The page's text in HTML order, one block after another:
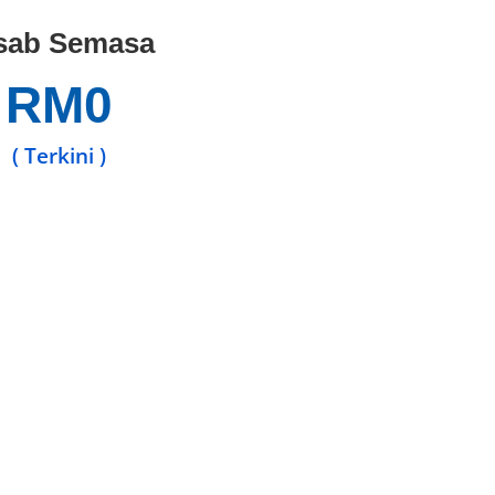
Semasa
( Terkini )
RM0